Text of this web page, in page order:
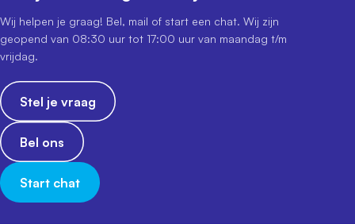
Wij helpen je graag! Bel, mail of start een chat. Wij zijn
geopend van 08:30 uur tot 17:00 uur van maandag t/m
vrijdag.
Stel je vraag
Bel ons
Start chat